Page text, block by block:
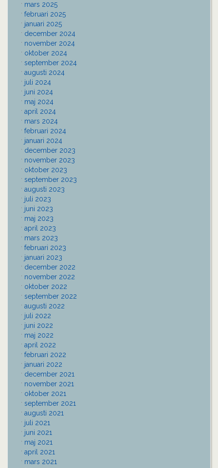
mars 2025
februari 2025
januari 2025
december 2024
november 2024
oktober 2024
september 2024
augusti 2024
juli 2024
juni 2024
maj 2024
april 2024
mars 2024
februari 2024
januari 2024
december 2023
november 2023
oktober 2023
september 2023
augusti 2023
juli 2023
juni 2023
maj 2023
april 2023
mars 2023
februari 2023
januari 2023
december 2022
november 2022
oktober 2022
september 2022
augusti 2022
juli 2022
juni 2022
maj 2022
april 2022
februari 2022
januari 2022
december 2021
november 2021
oktober 2021
september 2021
augusti 2021
juli 2021
juni 2021
maj 2021
april 2021
mars 2021